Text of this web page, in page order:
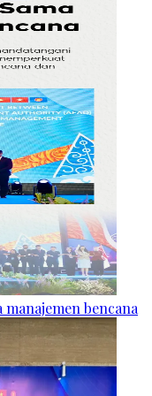
manajemen bencana